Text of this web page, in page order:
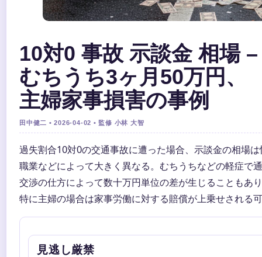
10対0 事故 示談金 相場 –
むちうち3ヶ月50万円、
主婦家事損害の事例
田中健二 • 2026-04-02 • 監修 小林 大智
過失割合10対0の交通事故に遭った場合、示談金の相場
職業などによって大きく異なる。むちうちなどの軽症で
交渉の仕方によって数十万円単位の差が生じることもあ
特に主婦の場合は家事労働に対する賠償が上乗せされる
見逃し厳禁